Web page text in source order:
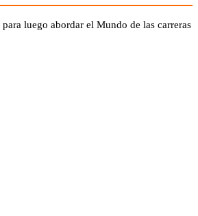
luego abordar el Mundo de las carreras